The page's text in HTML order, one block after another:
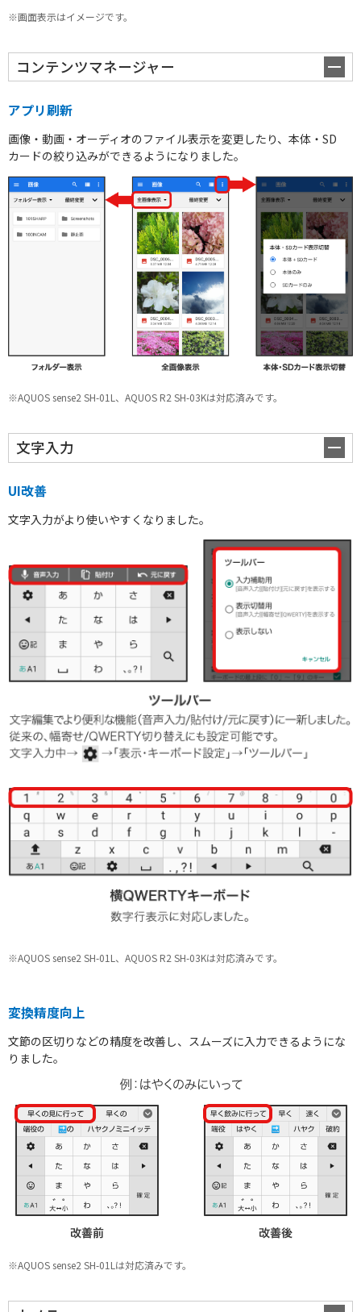
※画面表示はイメージです。
コンテンツマネージャー
アプリ刷新
画像・動画・オーディオのファイル表示を変更したり、本体・SD
カードの絞り込みができるようになりました。
※AQUOS sense2 SH-01L、AQUOS R2 SH-03Kは対応済みです。
文字入力
UI改善
文字入力がより使いやすくなりました。
※AQUOS sense2 SH-01L、AQUOS R2 SH-03Kは対応済みです。
変換精度向上
文節の区切りなどの精度を改善し、スムーズに入力できるようにな
りました。
※AQUOS sense2 SH-01Lは対応済みです。